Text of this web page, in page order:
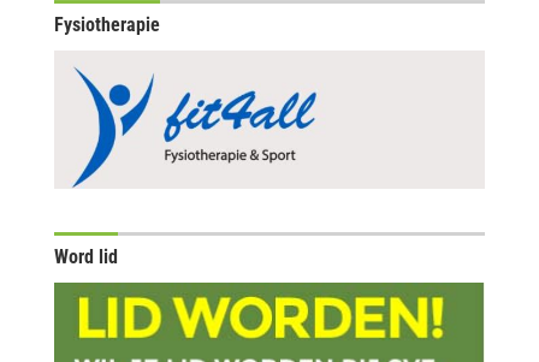
Fysiotherapie
Word lid